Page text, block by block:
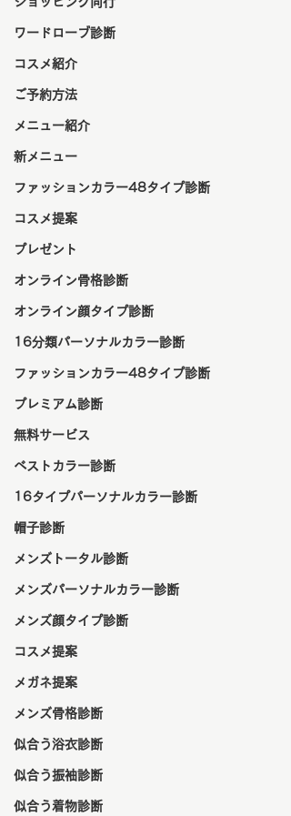
ワードローブ診断
コスメ紹介
ご予約方法
メニュー紹介
新メニュー
ファッションカラー48タイプ診断
コスメ提案
プレゼント
オンライン骨格診断
オンライン顔タイプ診断
16分類パーソナルカラー診断
ファッションカラー48タイプ診断
プレミアム診断
無料サービス
ベストカラー診断
16タイプパーソナルカラー診断
帽子診断
メンズトータル診断
メンズパーソナルカラー診断
メンズ顔タイプ診断
コスメ提案
メガネ提案
メンズ骨格診断
似合う浴衣診断
似合う振袖診断
似合う着物診断